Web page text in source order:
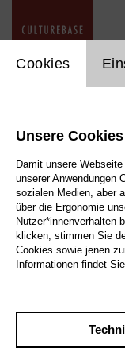
Aus welchen
Das Impressum
bestehen:
Name/
Namen
Eintrag
Cookies
Unsere Cookies
Damit unsere
unserer Anwendungen
sozialen Medien, aber
über die Ergonomie
Nutzer*innenverhalten
klicken, stimmen Sie
Cookies sowie jenen
Informationen findet